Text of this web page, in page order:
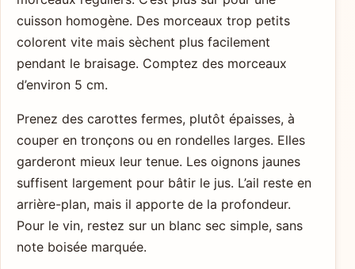
cuisson homogène. Des morceaux trop petits
colorent vite mais sèchent plus facilement
pendant le braisage. Comptez des morceaux
d’environ 5 cm.
Prenez des carottes fermes, plutôt épaisses, à
couper en tronçons ou en rondelles larges. Elles
garderont mieux leur tenue. Les oignons jaunes
suffisent largement pour bâtir le jus. L’ail reste en
arrière-plan, mais il apporte de la profondeur.
Pour le vin, restez sur un blanc sec simple, sans
note boisée marquée.